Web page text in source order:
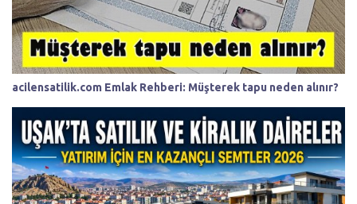
acilensatilik.com Emlak Rehberi: Müşterek tapu neden alınır?